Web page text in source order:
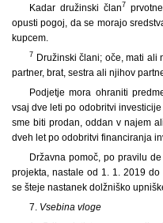
Kadar družinski član7
opusti pogoj, da se morajo
kupcem.
7
Družinski člani; oče, mati ali
partner, brat, sestra ali njihov
Podjetje mora ohraniti
vsaj dve leti po odobritvi
sme biti prodan, oddan v najem
dveh let po odobritvi financiranja
Državna pomoč, po pravilu
projekta, nastale od 1. 1. 2019
se šteje nastanek dolžniško
7. Vsebina vloge